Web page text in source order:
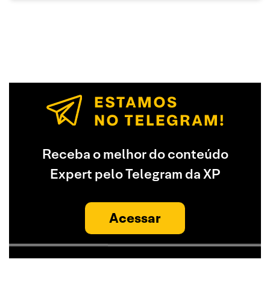
Receba o melhor do conteúdo
Expert pelo Telegram da XP
Acessar